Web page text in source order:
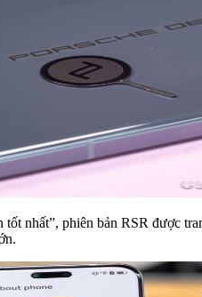
nhất”, phiên bản RSR được